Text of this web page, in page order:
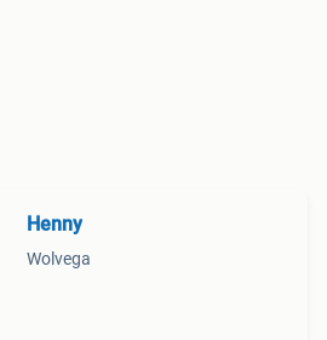
Henny
Wolvega